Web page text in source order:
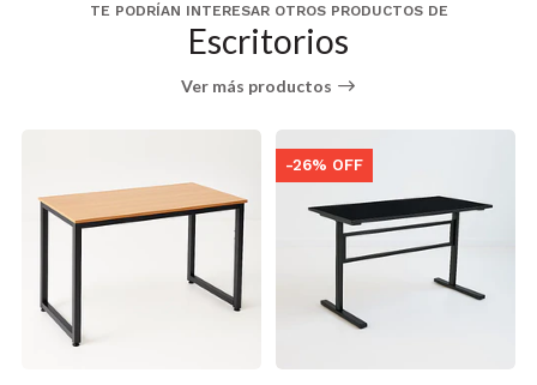
TE PODRÍAN INTERESAR OTROS PRODUCTOS DE
Escritorios
Ver más productos
-26% OFF